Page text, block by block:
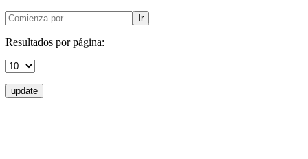
Ir
Resultados por página:
update